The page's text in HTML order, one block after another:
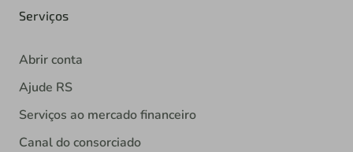
Serviços
Abrir conta
Ajude RS
Serviços ao mercado financeiro
Canal do consorciado